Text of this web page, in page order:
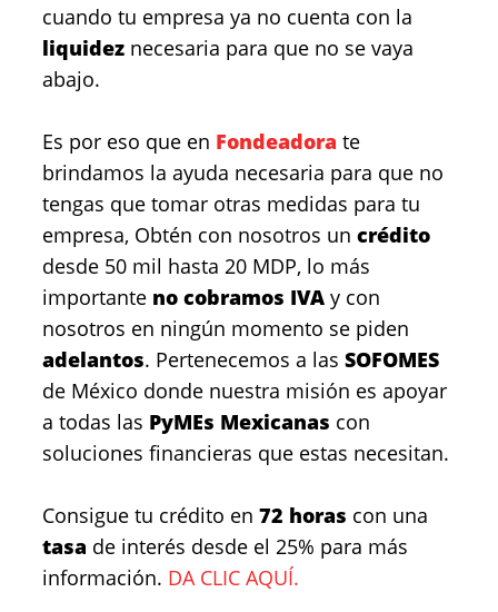
cuando tu empresa ya no cuenta con la
liquidez necesaria para que no se vaya
abajo.
Es por eso que en Fondeadora te
brindamos la ayuda necesaria para que no
tengas que tomar otras medidas para tu
empresa, Obtén con nosotros un crédito
desde 50 mil hasta 20 MDP, lo más
importante no cobramos IVA y con
nosotros en ningún momento se piden
adelantos. Pertenecemos a las SOFOMES
de México donde nuestra misión es apoyar
a todas las PyMEs Mexicanas con
soluciones financieras que estas necesitan.
Consigue tu crédito en 72 horas con una
tasa de interés desde el 25% para más
información. DA CLIC AQUÍ.